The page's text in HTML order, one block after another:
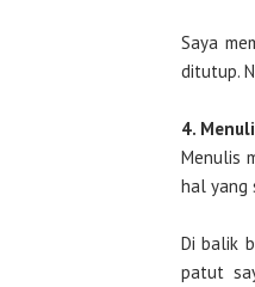
Saya
ditutup.
4.
Menulis
hal yang
Di balik
patut